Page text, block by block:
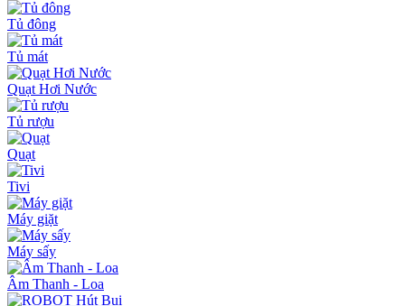
Tủ đông
Tủ mát
Quạt Hơi Nước
Tủ rượu
Quạt
Tivi
Máy giặt
Máy sấy
Âm Thanh - Loa